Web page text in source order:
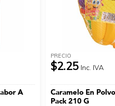
A
PRECIO
$2.25 Inc. IVA
Caramelo En
Pack 210 G